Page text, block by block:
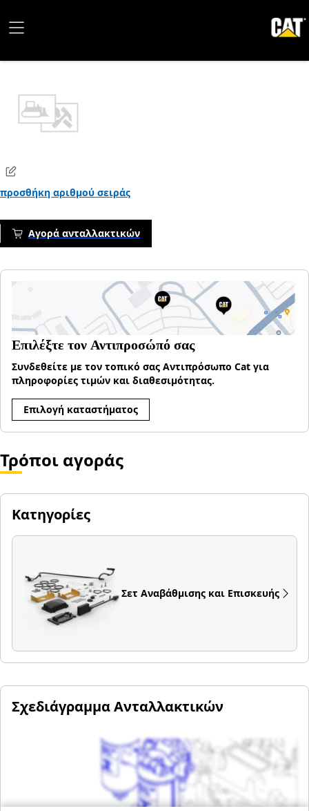
προσθήκη αριθμού σειράς
Αγορά ανταλλακτικών
Επιλέξτε τον Αντιπροσώπό σας
Συνδεθείτε με τον τοπικό σας Αντιπρόσωπο Cat για
πληροφορίες τιμών και διαθεσιμότητας.
Επιλογή καταστήματος
Τρόποι αγοράς
Κατηγορίες
Σετ Αναβάθμισης και Επισκευής
Σχεδιάγραμμα Ανταλλακτικών